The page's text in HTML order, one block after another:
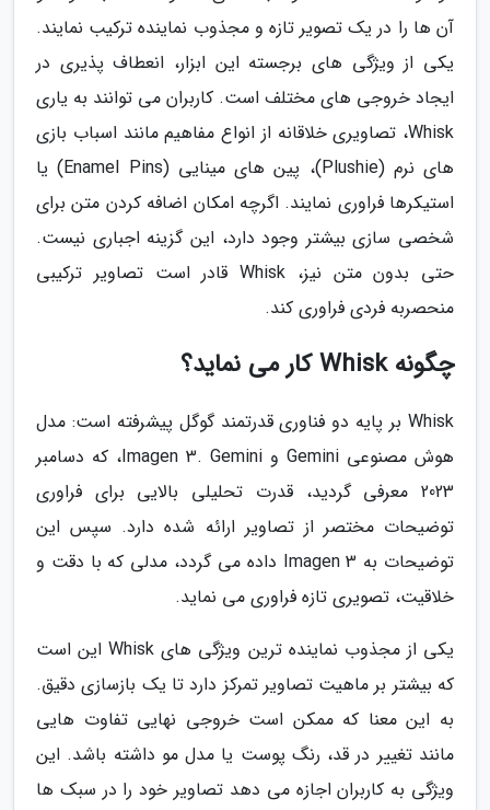
آن ها را در یک تصویر تازه و مجذوب نماینده ترکیب نمایند.
یکی از ویژگی های برجسته این ابزار، انعطاف پذیری در
ایجاد خروجی های مختلف است. کاربران می توانند به یاری
Whisk، تصاویری خلاقانه از انواع مفاهیم مانند اسباب بازی
های نرم (Plushie)، پین های مینایی (Enamel Pins) یا
استیکرها فراوری نمایند. اگرچه امکان اضافه کردن متن برای
شخصی سازی بیشتر وجود دارد، این گزینه اجباری نیست.
حتی بدون متن نیز، Whisk قادر است تصاویر ترکیبی
منحصربه فردی فراوری کند.
چگونه Whisk کار می نماید؟
Whisk بر پایه دو فناوری قدرتمند گوگل پیشرفته است: مدل
هوش مصنوعی Gemini و Imagen 3. Gemini، که دسامبر
2023 معرفی گردید، قدرت تحلیلی بالایی برای فراوری
توضیحات مختصر از تصاویر ارائه شده دارد. سپس این
توضیحات به Imagen 3 داده می گردد، مدلی که با دقت و
خلاقیت، تصویری تازه فراوری می نماید.
یکی از مجذوب نماینده ترین ویژگی های Whisk این است
که بیشتر بر ماهیت تصاویر تمرکز دارد تا یک بازسازی دقیق.
به این معنا که ممکن است خروجی نهایی تفاوت هایی
مانند تغییر در قد، رنگ پوست یا مدل مو داشته باشد. این
ویژگی به کاربران اجازه می دهد تصاویر خود را در سبک ها